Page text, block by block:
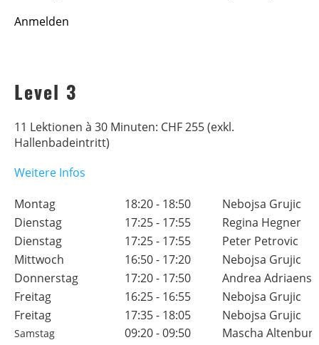
Anmelden
Level 3
11 Lektionen à 30 Minuten: CHF 255 (exkl.
Hallenbadeintritt)
Weitere Infos
Montag
18:20 - 18:50
Nebojsa Grujic
Dienstag
17:25 - 17:55
Regina Hegner
Dienstag
17:25 - 17:55
Peter Petrovic
Mittwoch
16:50 - 17:20
Nebojsa Grujic
Donnerstag
17:20 - 17:50
Andrea
Freitag
16:25 - 16:55
Nebojsa Grujic
Freitag
17:35 - 18:05 Nebojsa Grujic
Samstag 09:20 - 09:50
Mascha